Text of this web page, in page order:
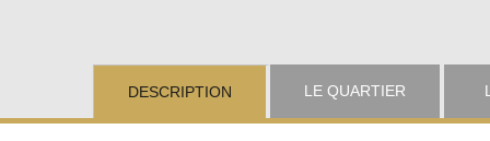
DESCRIPTION LE QUARTIER